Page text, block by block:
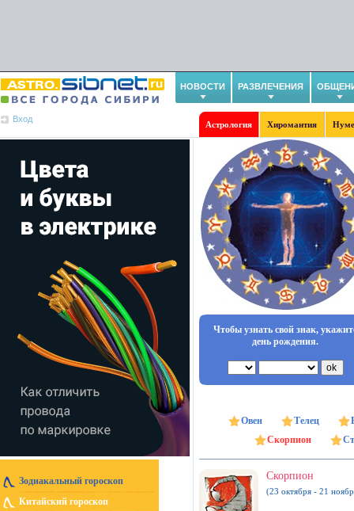
НОВОСТИ РАЗВЛЕЧЕНИЯ
Вход
Астрология Хиромантия
Зодиакальный гороскоп
Китайский гороскоп
Чтобы узнать свой знак,
день рождения.
Овен Телец
Скорпион
Скорпион
(23 октября - 21